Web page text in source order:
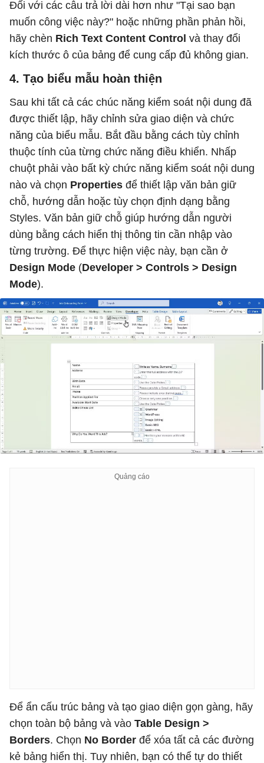
Đối với các câu trả lời dài hơn như "Tại sao bạn
muốn công việc này?" hoặc những phần phản hồi,
hãy chèn Rich Text Content Control và thay đổi
kích thước ô của bảng để cung cấp đủ không gian.
4. Tạo biểu mẫu hoàn thiện
Sau khi tất cả các chúc năng kiểm soát nội dung đã
được thiết lập, hãy chỉnh sửa giao diện và chức
năng của biểu mẫu. Bắt đầu bằng cách tùy chỉnh
thuộc tính của từng chức năng điều khiển. Nhấp
chuột phải vào bất kỳ chức năng kiểm soát nội dung
nào và chọn Properties để thiết lập văn bản giữ
chỗ, hướng dẫn hoặc tùy chọn định dạng bằng
Styles. Văn bản giữ chỗ giúp hướng dẫn người
dùng bằng cách hiển thị thông tin cần nhập vào
từng trường. Để thực hiện việc này, bạn cần ở
Design Mode (Developer > Controls > Design
Mode).
Để ẩn cấu trúc bảng và tạo giao diện gọn gàng, hãy
chọn toàn bộ bảng và vào Table Design >
Borders. Chọn No Border để xóa tất cả các đường
kẻ bảng hiển thị. Tuy nhiên, bạn có thể tự do thiết